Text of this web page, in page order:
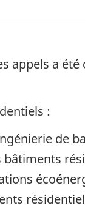
appels a
:
de